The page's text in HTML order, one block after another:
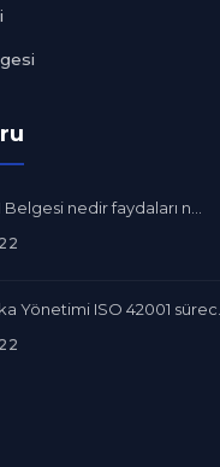
Belgesi nedir faydaları n...
Yönetimi ISO 42001 sürec...